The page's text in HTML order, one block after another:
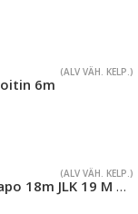
(ALV VÄH. KELP.)
6m
(ALV VÄH. KELP.)
Suokone Kääntäjä Vapo 18m JLK 19 M monisato